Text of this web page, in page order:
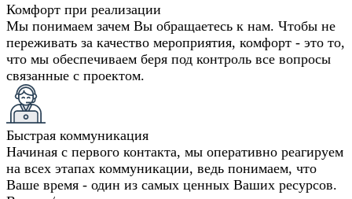
Комфорт при реализации
Мы понимаем зачем Вы обращаетесь к нам. Чтобы не
переживать за качество мероприятия, комфорт - это то,
что мы обеспечиваем беря под контроль все вопросы
связанные с проектом.
Быстрая коммуникация
Начиная с первого контакта, мы оперативно реагируем
на всех этапах коммуникации, ведь понимаем, что
Ваше время - один из самых ценных Ваших ресурсов.